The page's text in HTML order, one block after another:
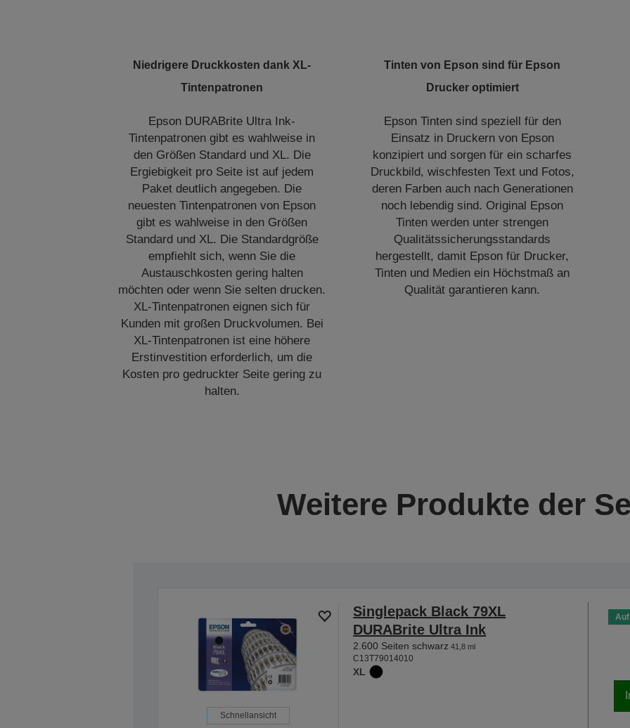
Niedrigere Druckkosten dank XL-
Tintenpatronen
Epson DURABrite Ultra Ink-
Tintenpatronen gibt es wahlweise in
den Größen Standard und XL. Die
Ergiebigkeit pro Seite ist auf jedem
Paket deutlich angegeben. Die
neuesten Tintenpatronen von Epson
gibt es wahlweise in den Größen
Standard und XL. Die Standardgröße
empfiehlt sich, wenn Sie die
Austauschkosten gering halten
möchten oder wenn Sie selten drucken.
XL-Tintenpatronen eignen sich für
Kunden mit großen Druckvolumen. Bei
XL-Tintenpatronen ist eine höhere
Erstinvestition erforderlich, um die
Kosten pro gedruckter Seite gering zu
halten.
Tinten von Epson sind für Epson
Drucker optimiert
Epson Tinten sind speziell für den
Einsatz in Druckern von Epson
konzipiert und sorgen für ein scharfes
Druckbild, wischfesten Text und Fotos,
deren Farben auch nach Generationen
noch lebendig sind. Original Epson
Tinten werden unter strengen
Qualitätssicherungsstandards
hergestellt, damit Epson für Drucker,
Tinten und Medien ein Höchstmaß an
Qualität garantieren kann.
Weitere Produkte der
Schnellansicht
Singlepack Black 79XL
DURABrite Ultra Ink
2.600 Seiten schwarz 41,8 ml
C13T79014010
XL